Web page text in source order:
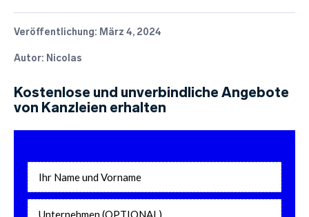
Veröffentlichung: März 4, 2024
Autor: Nicolas
Kostenlose und unverbindliche Angebote
von Kanzleien erhalten